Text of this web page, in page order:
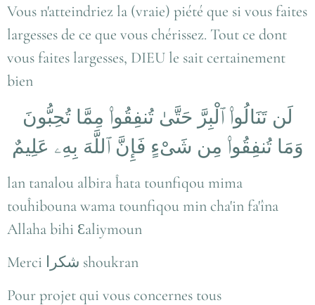
Vous n'atteindriez la (vraie) piété que si vous faites
largesses de ce que vous chérissez. Tout ce dont
vous faites largesses, DIEU le sait certainement
bien
لَن تَنَالُوا۟ ٱلْبِرَّ حَتَّىٰ تُنفِقُوا۟ مِمَّا تُحِبُّونَ
وَمَا تُنفِقُوا۟ مِن شَىْءٍ فَإِنَّ ٱللَّهَ بِهِۦ عَلِيمٌ
lan tanalou albira ĥata tounfiqou mima
touĥibouna wama tounfiqou min cha'in fa'îna
Allaha bihi Ɛaliymoun
Merci شكرا shoukran
Pour projet qui vous concernes tous